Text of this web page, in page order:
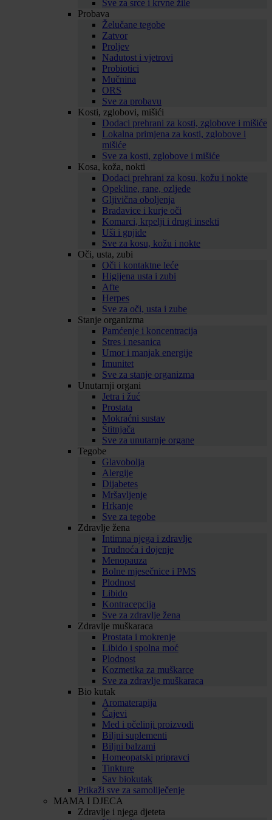
Sve za srce i krvne žile
Probava
Želučane tegobe
Zatvor
Proljev
Nadutost i vjetrovi
Probiotici
Mučnina
ORS
Sve za probavu
Kosti, zglobovi, mišići
Dodaci prehrani za kosti, zglobove i mišiće
Lokalna primjena za kosti, zglobove i
mišiće
Sve za kosti, zglobove i mišiće
Kosa, koža, nokti
Dodaci prehrani za kosu, kožu i nokte
Opekline, rane, ozljede
Gljivična oboljenja
Bradavice i kurje oči
Komarci, krpelji i drugi insekti
Uši i gnjide
Sve za kosu, kožu i nokte
Oči, usta, zubi
Oči i kontaktne leće
Higijena usta i zubi
Afte
Herpes
Sve za oči, usta i zube
Stanje organizma
Pamćenje i koncentracija
Stres i nesanica
Umor i manjak energije
Imunitet
Sve za stanje organizma
Unutarnji organi
Jetra i žuć
Prostata
Mokraćni sustav
Štitnjača
Sve za unutarnje organe
Tegobe
Glavobolja
Alergije
Dijabetes
Mršavljenje
Hrkanje
Sve za tegobe
Zdravlje žena
Intimna njega i zdravlje
Trudnoća i dojenje
Menopauza
Bolne mjesečnice i PMS
Plodnost
Libido
Kontracepcija
Sve za zdravlje žena
Zdravlje muškaraca
Prostata i mokrenje
Libido i spolna moć
Plodnost
Kozmetika za muškarce
Sve za zdravlje muškaraca
Bio kutak
Aromaterapija
Čajevi
Med i pčelinji proizvodi
Biljni suplementi
Biljni balzami
Homeopatski pripravci
Tinkture
Sav biokutak
Prikaži sve za samoliječenje
MAMA I DJECA
Zdravlje i njega djeteta